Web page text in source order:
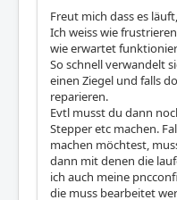
Freut mich dass es läuft,
Ich weiss wie
wie erwartet
So schnell verwandelt
einen Ziegel und falls
reparieren.
Evtl musst du dann
Stepper etc machen.
machen möchtest,
dann mit denen die
ich auch meine
die muss bearbeitet